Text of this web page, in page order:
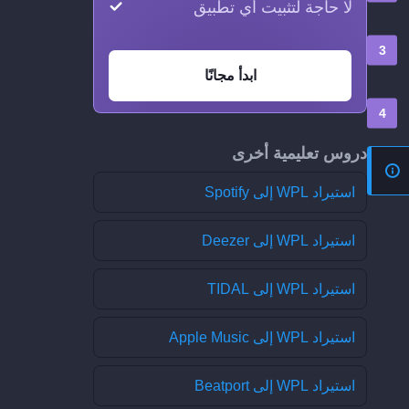
لا حاجة لتثبيت أي تطبيق
ابدأ مجانًا
دروس تعليمية أخرى
استيراد WPL إلى Spotify
استيراد WPL إلى Deezer
استيراد WPL إلى TIDAL
استيراد WPL إلى Apple Music
استيراد WPL إلى Beatport